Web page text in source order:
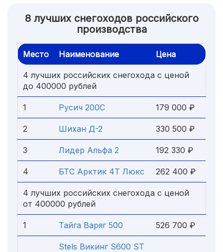
8 лучших снегоходов российского
производства
Место Наименование Цена
4 лучших российских снегохода с ценой
до 400000 рублей
1 Русич 200C 179 000 ₽
2 Шихан Д-2 330 500 ₽
3 Лидер Альфа 2 192 330 ₽
4 БТС Арктик 4Т Люкс 262 400 ₽
4 лучших российских снегохода с ценой
от 400000 рублей
1 Тайга Варяг 500 526 700 ₽
Stels Викинг S600 ST